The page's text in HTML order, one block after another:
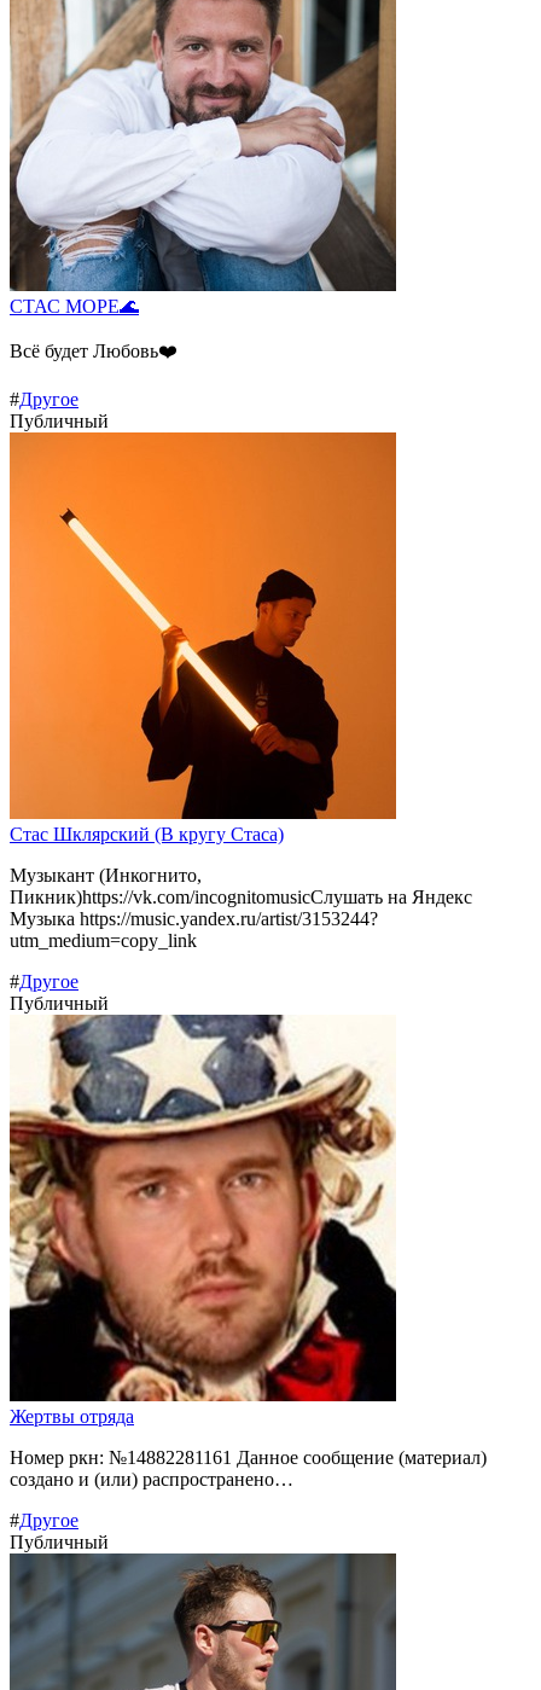
СТАС МОРЕ🌊
Всё будет Любовь❤️
#Другое
Публичный
Стас Шклярский (В кругу Стаса)
Музыкант (Инкогнито,
Пикник)https://vk.com/incognitomusicСлушать на Яндекс
Музыка https://music.yandex.ru/artist/3153244?
utm_medium=copy_link
#Другое
Публичный
Жертвы отряда
Номер ркн: №14882281161 Данное сообщение (материал)
создано и (или) распространено…
#Другое
Публичный